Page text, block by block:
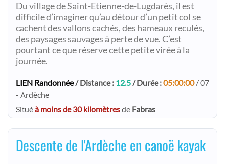
Du village de Saint-Etienne-de-Lugdarès, il est
difficile d’imaginer qu’au détour d’un petit col se
cachent des vallons cachés, des hameaux reculés,
des paysages sauvages à perte de vue. C’est
pourtant ce que réserve cette petite virée à la
journée.
LIEN Randonnée/ Distance : 12.5/ Durée :05:00:00/ 07
- Ardèche
Situéà moins de 30 kilomètresde Fabras
Descente de l'Ardèche en canoë kayak